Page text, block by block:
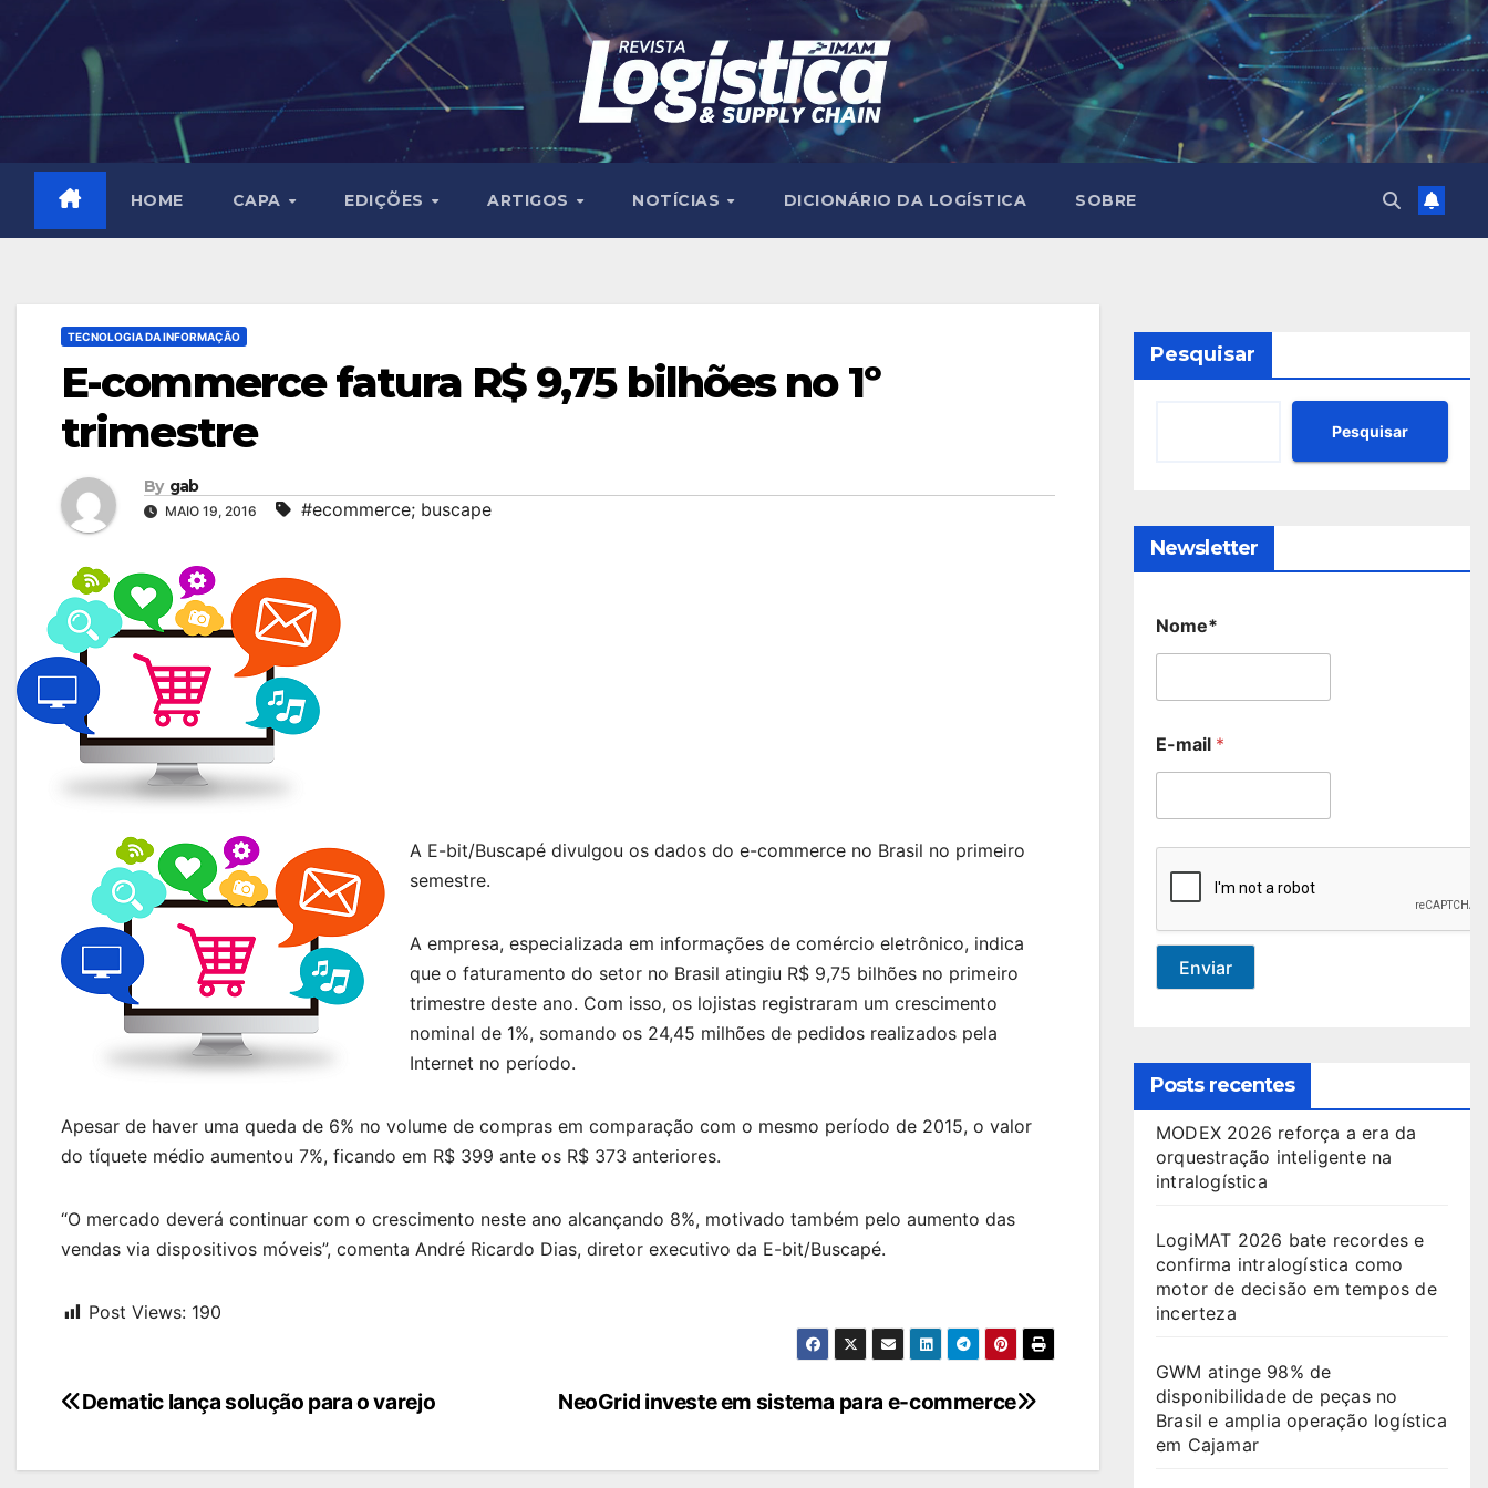
content
HOME CAPA EDIÇÕES ARTIGOS NOTÍCIAS DICIONÁRIO DA LOGÍSTICA SOBRE
TECNOLOGIA DA INFORMAÇÃO
E-commerce fatura R$ 9,75 bilhões no 1º
trimestre
By gab
MAIO 19, 2016 #ecommerce; buscape
A E-bit/Buscapé divulgou os dados do e-commerce no Brasil no primeiro
semestre.
A empresa, especializada em informações de comércio eletrônico, indica
que o faturamento do setor no Brasil atingiu R$ 9,75 bilhões no primeiro
trimestre deste ano. Com isso, os lojistas registraram um crescimento
nominal de 1%, somando os 24,45 milhões de pedidos realizados pela
Internet no período.
Apesar de haver uma queda de 6% no volume de compras em comparação com o mesmo período de 2015, o valor
do tíquete médio aumentou 7%, ficando em R$ 399 ante os R$ 373 anteriores.
“O mercado deverá continuar com o crescimento neste ano alcançando 8%, motivado também pelo aumento das
vendas via dispositivos móveis”, comenta André Ricardo Dias, diretor executivo da E-bit/Buscapé.
Post Views: 190
Navegação
NeoGrid investe em sistema para e-commerce
Dematic lança solução para o varejo
Pesquisar
Pesquisar
Newsletter
Nome*
E-mail *
Enviar
Posts recentes
MODEX 2026 reforça a era da
orquestração inteligente na
intralogística
LogiMAT 2026 bate recordes e
confirma intralogística como
motor de decisão em tempos de
incerteza
GWM atinge 98% de
disponibilidade de peças no
Brasil e amplia operação logística
em Cajamar